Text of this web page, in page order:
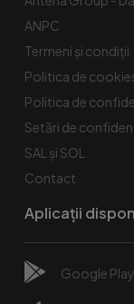
ANPC
Termeni și condiții
Politica de
Politica de
Setări de
SAL și SOL
Contact
Aplicații
Google Play